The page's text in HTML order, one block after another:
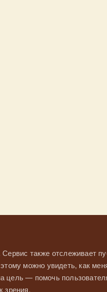
также отслеживает
можно увидеть, как
цель — помочь
зрения.